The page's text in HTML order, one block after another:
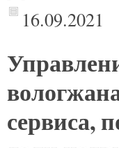
16.09.2021
сервиса,